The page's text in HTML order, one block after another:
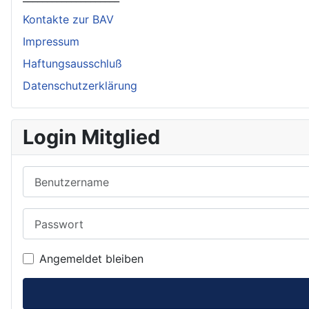
Kontakte zur BAV
Impressum
Haftungsausschluß
Datenschutzerklärung
Login Mitglied
Angemeldet bleiben